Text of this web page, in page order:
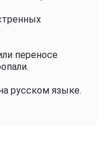
переносе
русском языке.